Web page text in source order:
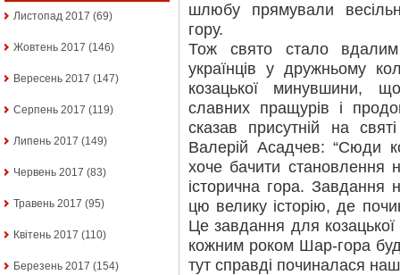
Листопад 2017 (69)
Жовтень 2017 (146)
Вересень 2017 (147)
Серпень 2017 (119)
Липень 2017 (149)
Червень 2017 (83)
Травень 2017 (95)
Квітень 2017 (110)
Березень 2017 (154)
шлюбу прямували
гору.
Тож свято стало
українців у дружньому
козацької минувшини,
славних пращурів і
сказав присутній на
Валерій Асадчев: “Сюди
хоче бачити становлення
історична гора. Завдання
цю велику історію, де
Це завдання для
кожним роком Шар-гора
тут справді починалася